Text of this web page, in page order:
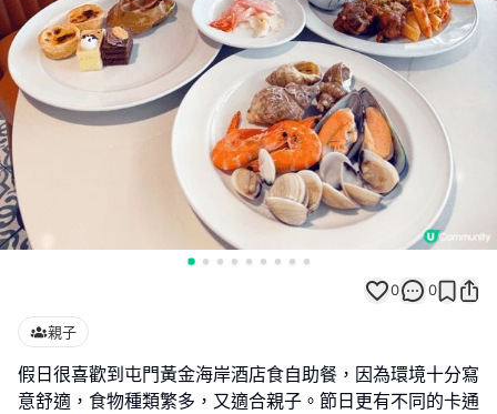
0 0
親子
假日很喜歡到屯門黃金海岸酒店食自助餐，因為環境十分寫
意舒適，食物種類繁多，又適合親子。節日更有不同的卡通